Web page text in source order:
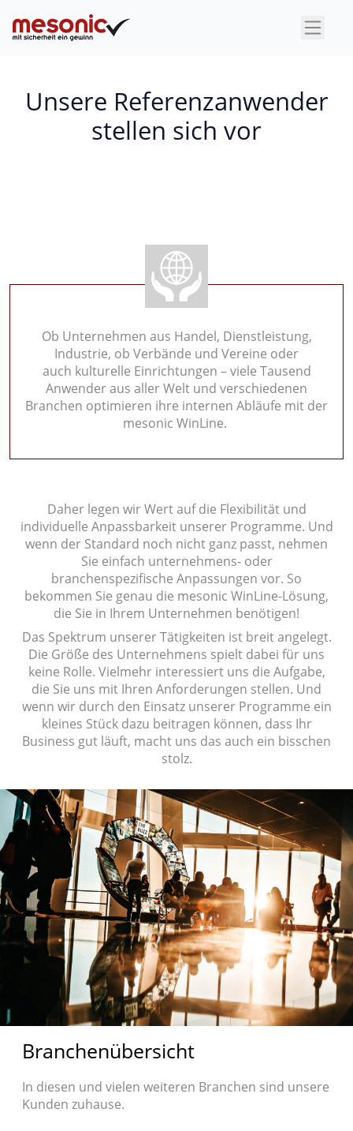
×
Unsere Referenzanwender
stellen sich vor
Ob Unternehmen aus Handel, Dienstleistung,
Industrie, ob Verbände und Vereine oder
auch kulturelle Einrichtungen – viele Tausend
Anwender aus aller Welt und verschiedenen
Branchen optimieren ihre internen Abläufe mit der
mesonic WinLine.
Daher legen wir Wert auf die Flexibilität und
individuelle Anpassbarkeit unserer Programme. Und
wenn der Standard noch nicht ganz passt, nehmen
Sie einfach unternehmens- oder
branchenspezifische Anpassungen vor. So
bekommen Sie genau die mesonic WinLine-Lösung,
die Sie in Ihrem Unternehmen benötigen!
Das Spektrum unserer Tätigkeiten ist breit angelegt.
Die Größe des Unternehmens spielt dabei für uns
keine Rolle. Vielmehr interessiert uns die Aufgabe,
die Sie uns mit Ihren Anforderungen stellen. Und
wenn wir durch den Einsatz unserer Programme ein
kleines Stück dazu beitragen können, dass Ihr
Business gut läuft, macht uns das auch ein bisschen
stolz.
Branchenübersicht
In diesen und vielen weiteren Branchen sind unsere
Kunden zuhause.